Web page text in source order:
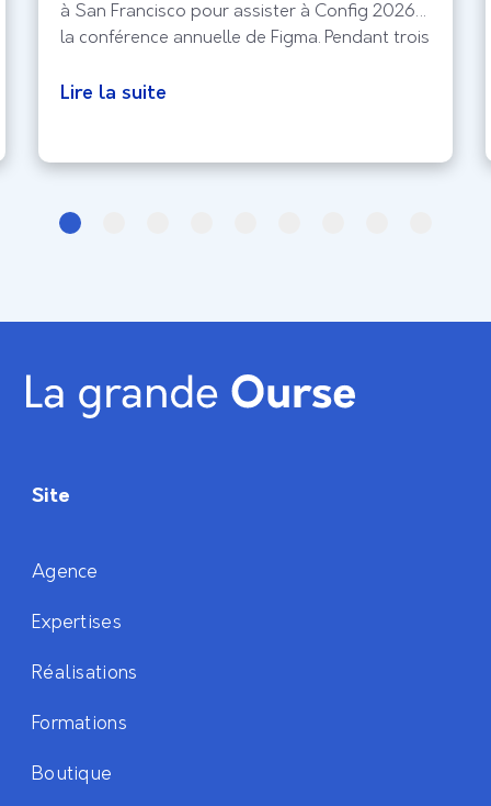
à San Francisco pour assister à Config 2026,
la conférence annuelle de Figma. Pendant trois
UX du monde entier se sont réunis pour
Lire la suite
Site
Agence
Expertises
Réalisations
Formations
Boutique